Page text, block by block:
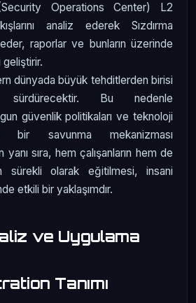
Operations Center) L2
analiz ederek Sızdırma
raporlar ve bunların üzerinde
dünyada büyük tehditlerden birisi
sürdürecektir. Bu nedenle
güvenlik politikaları ve teknoloji
bir savunma mekanizması
sıra, hem çalışanların hem de
sürekli olarak eğitilmesi, insani
etkili bir yaklaşımdır.
ve Uygulama
Tanımı